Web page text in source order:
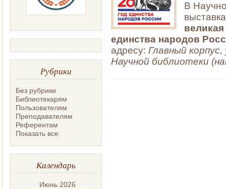
Рубрики
Без рубрики
Библиотекарям
Пользователям
Преподавателям
Референтам
Показать все
Календарь
Июнь 2026
В
единства народов
адресу: Главный корпус,
Научной библиотеки